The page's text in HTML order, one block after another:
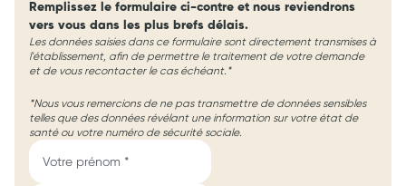
Remplissez le formulaire ci-contre et nous reviendrons
vers vous dans les plus brefs délais.
Les données saisies dans ce formulaire sont directement transmises à
l'établissement, afin de permettre le traitement de votre demande
et de vous recontacter le cas échéant.*
*Nous vous remercions de ne pas transmettre de données sensibles
telles que des données révélant une information sur votre état de
santé ou votre numéro de sécurité sociale.